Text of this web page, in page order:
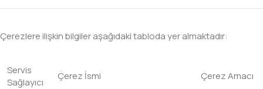
Çerezlere ilişkin bilgiler aşağıdaki tabloda yer almaktadır:
Servis
Sağlayıcı
Çerez İsmi Çerez Amacı